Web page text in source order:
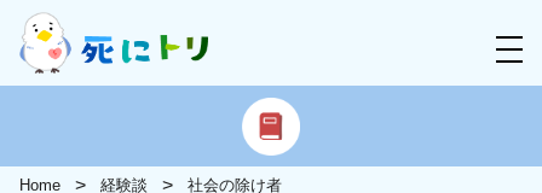
Home 経験談 社会の除け者